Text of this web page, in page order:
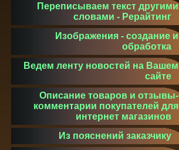
Переписываем текст другими
словами - Рерайтинг
Изображения - создание и
обработка
Ведем ленту новостей на Вашем
сайте
Описание товаров и отзывы-
комментарии покупателей для
интернет магазинов
Из пояснений заказчику